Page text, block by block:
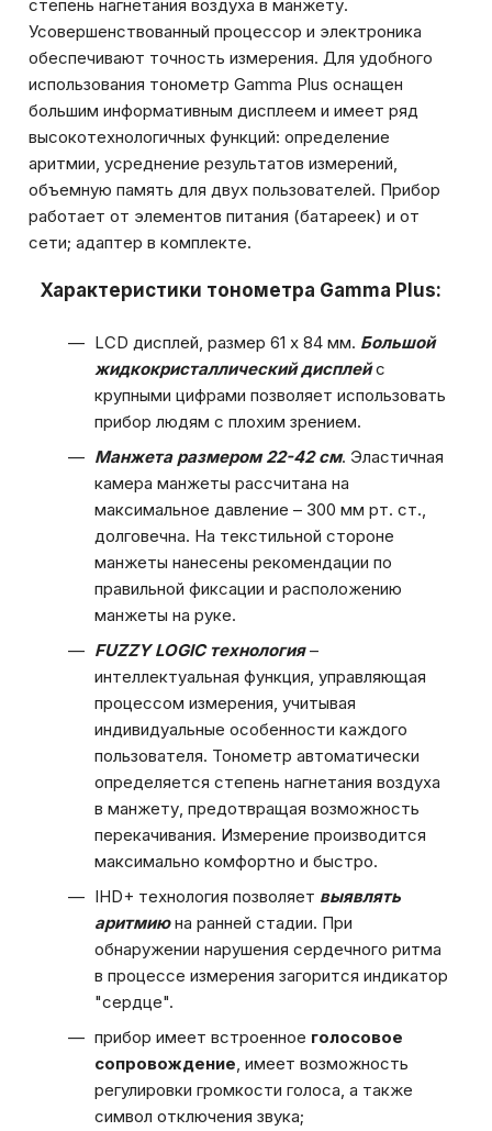
степень нагнетания воздуха в манжету.
Усовершенствованный процессор и электроника
обеспечивают точность измерения. Для удобного
использования тонометр Gamma Plus оснащен
большим информативным дисплеем и имеет ряд
высокотехнологичных функций: определение
аритмии, усреднение результатов измерений,
объемную память для двух пользователей. Прибор
работает от элементов питания (батареек) и от
сети; адаптер в комплекте.
Характеристики тонометра Gamma Plus:
LCD дисплей, размер 61 х 84 мм. Большой
жидкокристаллический дисплейс
крупными цифрами позволяет использовать
прибор людям с плохим зрением.
Манжета размером 22-42 см. Эластичная
камера манжеты рассчитана на
максимальное давление – 300 мм рт. ст.,
долговечна. На текстильной стороне
манжеты нанесены рекомендации по
правильной фиксации и расположению
манжеты на руке.
FUZZY LOGIC технология–
интеллектуальная функция, управляющая
процессом измерения, учитывая
индивидуальные особенности каждого
пользователя. Тонометр автоматически
определяется степень нагнетания воздуха
в манжету, предотвращая возможность
перекачивания. Измерение производится
максимально комфортно и быстро.
IHD+ технология позволяет выявлять
аритмиюна ранней стадии. При
обнаружении нарушения сердечного ритма
в процессе измерения загорится индикатор
"сердце".
прибор имеет встроенное голосовое
сопровождение, имеет возможность
регулировки громкости голоса, а также
символ отключения звука;